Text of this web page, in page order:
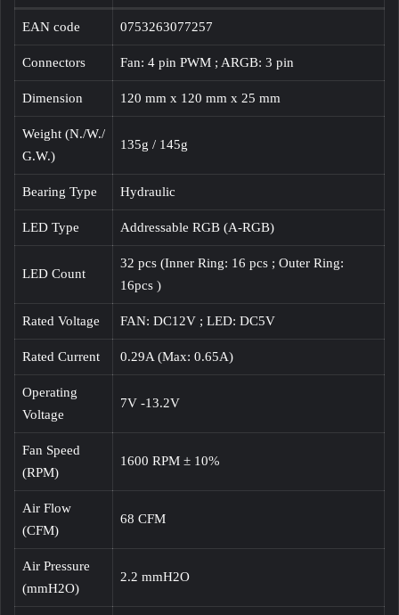
EAN code 0753263077257
Connectors Fan: 4 pin PWM ; ARGB: 3 pin
Dimension 120 mm x 120 mm x 25 mm
Weight (N./W./
G.W.)
135g / 145g
Bearing Type Hydraulic
LED Type Addressable RGB (A-RGB)
LED Count
32 pcs (Inner Ring: 16 pcs ; Outer Ring:
16pcs )
Rated Voltage FAN: DC12V ; LED: DC5V
Rated Current 0.29A (Max: 0.65A)
Operating
Voltage
7V -13.2V
Fan Speed
(RPM)
1600 RPM ± 10%
Air Flow
(CFM)
68 CFM
Air Pressure
(mmH2O)
2.2 mmH2O